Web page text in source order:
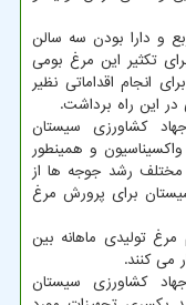
و دارا بودن سه سالن
تکثیر این مرغ بومی
انجام اقداماتی نظیر
این راه برداشت.
کشاورزی سیستان
و همینطور
مختلف رشد جوجه ها از
برای پرورش مرغ
تولیدی ماهانه بین
کشاورزی سیستان